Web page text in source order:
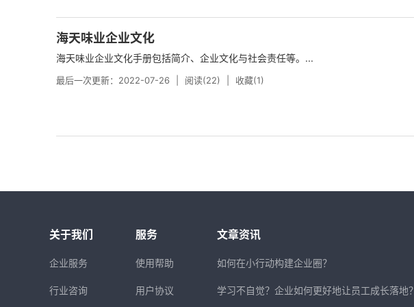
海天味业企业文化
海天味业企业文化手册包括简介、企业文化与社会责任等。...
最后一次更新：2022-07-26 阅读(22) 收藏(1)
关于我们
企业服务
行业咨询
服务
使用帮助
用户协议
文章资讯
如何在小行动构建企业圈？
学习不自觉？企业如何更好地让员工成长落地？